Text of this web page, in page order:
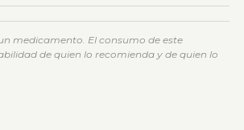
medicamento. El consumo de este
de quien lo recomienda y de quien lo